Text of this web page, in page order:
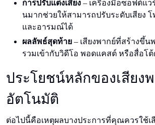
การปรับแต่งเสียง – เครื่องมือซอฟต์แว
นมากช่วยให้สามารถปรับระดับเสียง โ
และอารมณ์ได้
ผลลัพธ์สุดท้าย – เสียงพากย์ที่สร้างขึ้น
รวมเข้ากับวิดีโอ พอดแคสต์ หรือสื่อโ
ประโยชน์หลักของเสียง
อัตโนมัติ
ต่อไปนี้คือเหตุผลบางประการที่คุณควรใช้เ